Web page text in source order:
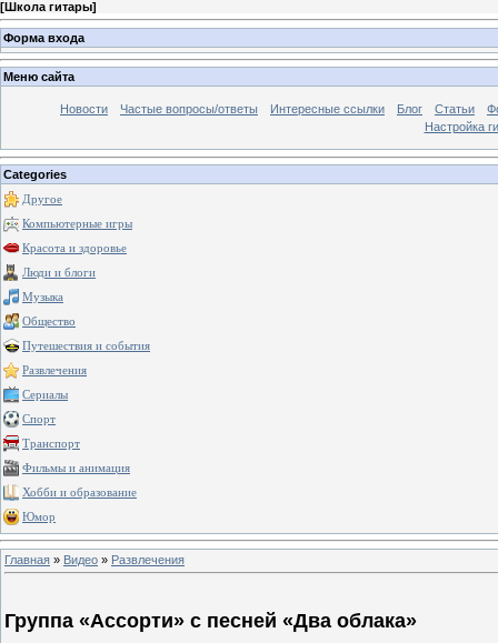
[Школа гитары]
Форма входа
Меню сайта
Новости Частые вопросы/ответы Интересные ссылки Блог Статьи
Настройка
Categories
Другое
Компьютерные игры
Красота и здоровье
Люди и блоги
Музыка
Общество
Путешествия и события
Развлечения
Сериалы
Спорт
Транспорт
Фильмы и анимация
Хобби и образование
Юмор
Главная » Видео » Развлечения
Группа «Ассорти» с песней «Два облака»